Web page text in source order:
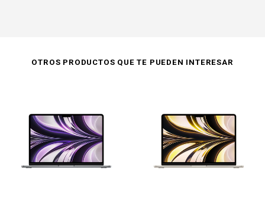
OTROS PRODUCTOS QUE TE PUEDEN INTERESAR